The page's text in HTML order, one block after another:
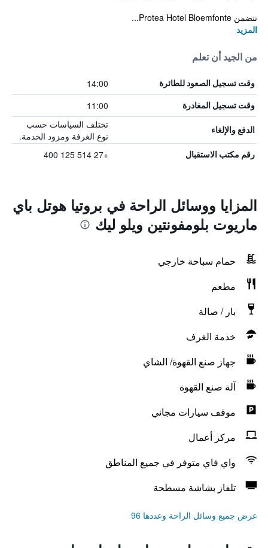
تتضمن Protea Hotel Bloemfonte...
المزيد
من الجيد أن تعلم
وقت تسجيل الصعود للطائرة 14:00
وقت تسجيل المغادرة 11:00
الدفع والإلغاء
تختلف السياسات حسب
نوع الغرفة ومزود الخدمة.
رقم مكتب الاستقبال +27 514 125 400
المزايا ووسائل الراحة في بروتيا هوتل باي
ماريوت بلومفونتين ويلو ليك
حمام سباحة خارجي
مطعم
بار / صالة
خدمة الغرف
جهاز صنع القهوة/ الشاي
آلة صنع القهوة
موقف سيارات مجاني
مركز أعمال
واي فاي متوفر في جميع المناطق
تلفاز بشاشة مسطحة
عرض جميع وسائل الراحة وعددها 96